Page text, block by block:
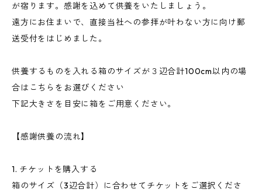
が宿ります。感謝を込めて供養をいたしましょう。
遠方にお住まいで、直接当社への参拝が叶わない方に向け郵
送受付をはじめました。
供養するものを入れる箱のサイズが３辺合計100cm以内の場
合はこちらをお選びください
下記大きさを目安に箱をご用意ください。
【感謝供養の流れ】
1. チケットを購入する
箱のサイズ（3辺合計）に合わせてチケットをご選択くださ